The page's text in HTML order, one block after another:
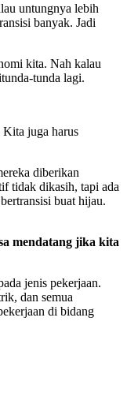
untungnya lebih
banyak. Jadi
kita. Nah kalau
tunda lagi.
Kita juga harus
diberikan
tidak dikasih, tapi ada
buat hijau.
mendatang jika kita
jenis pekerjaan.
dan semua
di bidang